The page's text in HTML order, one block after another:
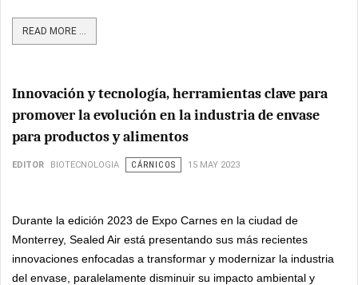
READ MORE ...
Innovación y tecnología, herramientas clave para
promover la evolución en la industria de envase
para productos y alimentos
EDITOR BIOTECNOLOGIA CÁRNICOS 15 MAY 2023
Durante la edición 2023 de Expo Carnes en la ciudad de
Monterrey, Sealed Air está presentando sus más recientes
innovaciones enfocadas a transformar y modernizar la industria
del envase, paralelamente disminuir su impacto ambiental y